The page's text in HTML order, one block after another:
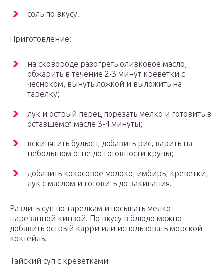
соль по вкусу.
Приготовление:
на сковороде разогреть оливковое масло,
обжарить в течение 2-3 минут креветки с
чесноком, вынуть ложкой и выложить на
тарелку;
лук и острый перец порезать мелко и готовить в
оставшемся масле 3-4 минуты;
вскипятить бульон, добавить рис, варить на
небольшом огне до готовности крупы;
добавить кокосовое молоко, имбирь, креветки,
лук с маслом и готовить до закипания.
Разлить суп по тарелкам и посыпать мелко
нарезанной кинзой. По вкусу в блюдо можно
добавить острый карри или использовать морской
коктейль.
Тайский суп с креветками